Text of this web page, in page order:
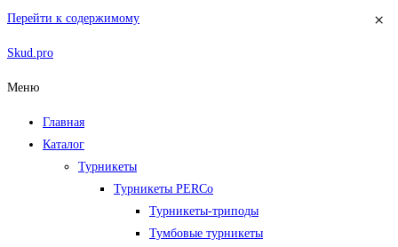
Перейти к содержимому
Skud.pro
Меню
Главная
Каталог
Турникеты
Турникеты PERCo
Турникеты-триподы
Тумбовые турникеты
×